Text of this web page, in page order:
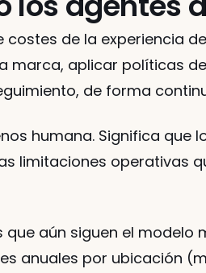
de la experiencia
marca, aplicar políticas
de forma
humana. Significa
limitaciones operativas
aún siguen el
anuales por ubicación